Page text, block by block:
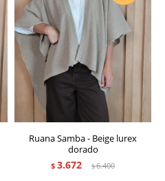
Ruana Samba - Beige lurex
dorado
$ 3.672 $6.400